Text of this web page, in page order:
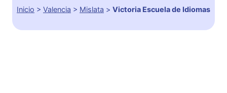
Inicio > Valencia > Mislata > Victoria Escuela de Idiomas